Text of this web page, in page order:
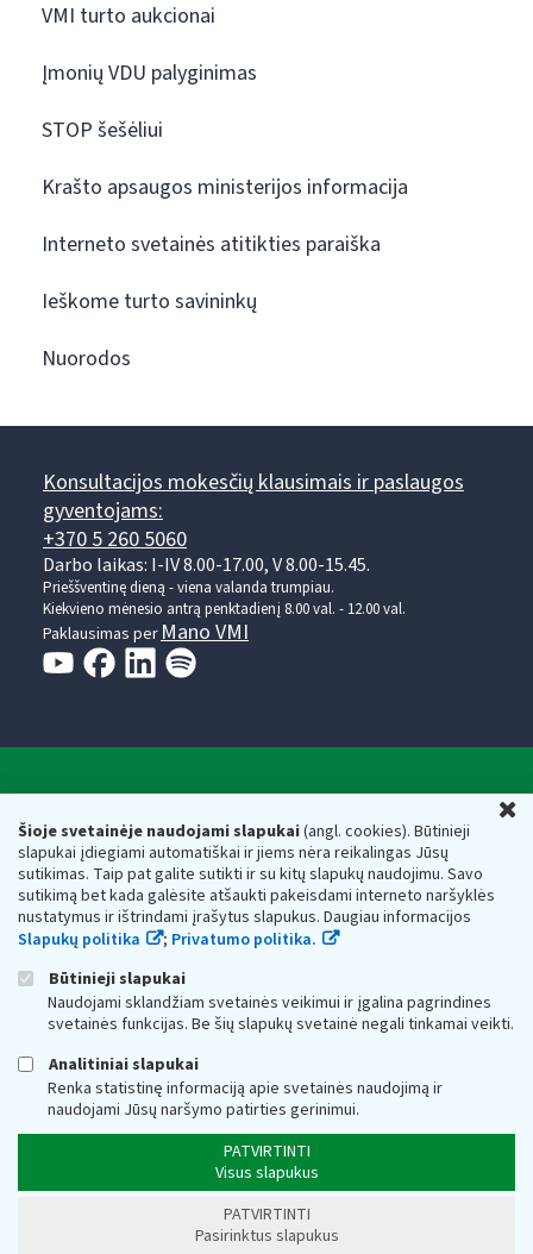
Šioje svetainėje naudojami slapukai(angl. cookies). Būtinieji
slapukai įdiegiami automatiškai ir jiems nėra reikalingas Jūsų
sutikimas. Taip pat galite sutikti ir su kitų slapukų naudojimu. Savo
sutikimą bet kada galėsite atšaukti pakeisdami interneto naršyklės
nustatymus ir ištrindami įrašytus slapukus. Daugiau informacijos
Slapukų politika
; Privatumo politika.
Būtinieji slapukai
Naudojami sklandžiam svetainės veikimui ir įgalina pagrindines
svetainės funkcijas. Be šių slapukų svetainė negali tinkamai veikti.
Analitiniai slapukai
Renka statistinę informaciją apie svetainės naudojimą ir
naudojami Jūsų naršymo patirties gerinimui.
PATVIRTINTI
Visus slapukus
PATVIRTINTI
Pasirinktus slapukus
VMI turto aukcionai
Įmonių VDU palyginimas
STOP šešėliui
Krašto apsaugos ministerijos informacija
Interneto svetainės atitikties paraiška
Ieškome turto savininkų
Nuorodos
Konsultacijos mokesčių klausimais ir paslaugos
gyventojams:
+370 5 260 5060
Darbo laikas: I-IV 8.00-17.00, V 8.00-15.45.
Prieššventinę dieną - viena valanda trumpiau.
Kiekvieno mėnesio antrą penktadienį 8.00 val. - 12.00 val.
Paklausimas perMano VMI
Valstybinė mokesčių inspekcija prie Lietuvos
Respublikos finansų ministerijos
Biudžetinė įstaiga. Juridinio asmens kodas — 188659752,
adresas: Vasario 16-osios g. 14, 01107 Vilnius, Lietuva, el.paštas:
vmi@vmi.lt , E. pristatymo dėžutės adresas 188659752
Duomenys apie Valstybinę mokesčių inspekciją prie Lietuvos
Respublikos finansų ministerijos kaupiami ir saugomi Juridinių